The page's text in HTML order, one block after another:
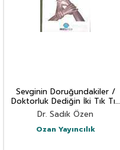
Sevginin Doruğundakiler /
Doktorluk Dediğin İki Tık Tık
(IV) Sevginin Doruğundakiler
Dr. Sadık Özen
Ozan Yayıncılık